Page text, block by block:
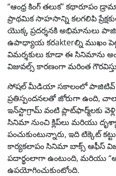
“ఆంధ్ర కింగ్ తలుక” కథారూపం
ప్రాథమిక సాహసాన్ని కలగలిపి
యొక్క ప్రదర్శనకి అభిమానులు
ఉపాధ్యాయ కరakterల్ని ముఖం పెట్టే
విమర్శకులు కూడా ఈ సినిమాను
విజువల్స్ కారణంగా మరింత
సోషల్ మీడియా సకాలంలో పాజిటివ్
ప్రతిస్పందనలతో జోరుగా ఉంది,
ఇన్‌స్టాగ్రామ్ వంటి ప్లాట్‌ఫార్మ్‌లకు
సినిమా నుంచి క్లిప్‌లు మరియు
పంచుకుంటున్నారు, ఇది టిక్కెట్
కార్యకలాపం సినిమా బాక్స్ ఆఫీస్
పదార్థంలాగా ఉంటుంది, మరియు
ఉపయోగించుకుంటోంది.